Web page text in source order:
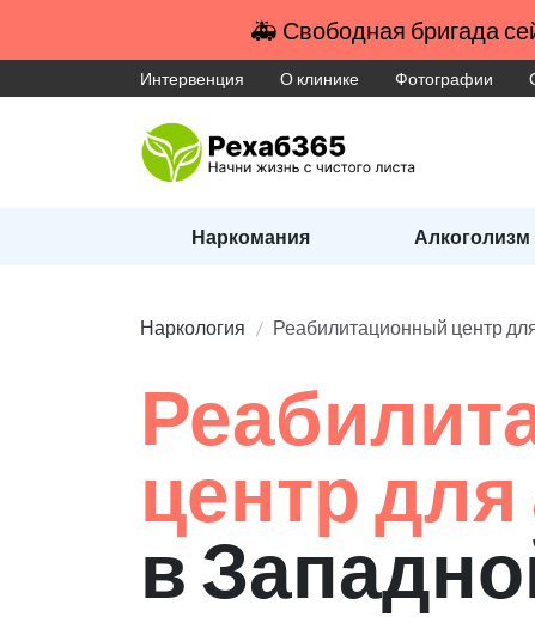
🚑 Свободная бригада
Интервенция О клинике Фотографии
Наркомания Алкоголизм
Наркология Реабилитационный центр
центр
в